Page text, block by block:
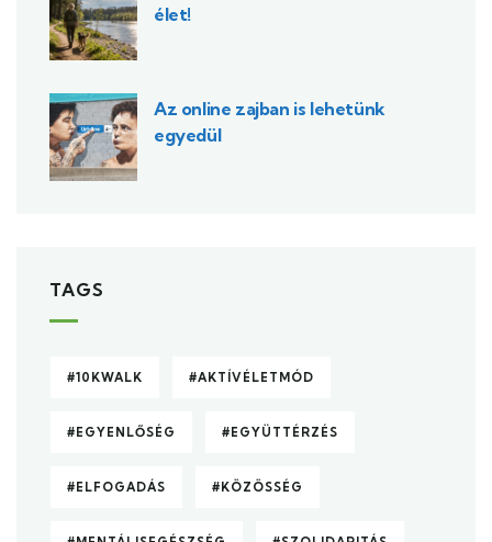
élet!
Az online zajban is lehetünk
egyedül
TAGS
#10KWALK #AKTÍVÉLETMÓD
#EGYENLŐSÉG #EGYÜTTÉRZÉS
#ELFOGADÁS #KÖZÖSSÉG